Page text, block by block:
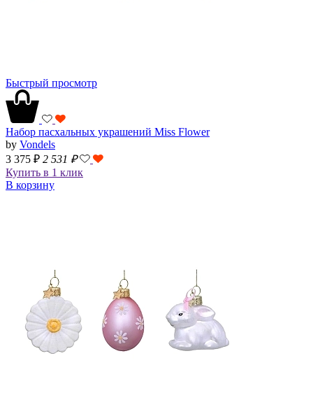
Быстрый просмотр
Набор пасхальных украшений Miss Flower
by Vondels
3 375 ₽ 2 531 ₽
Купить в 1 клик
В корзину